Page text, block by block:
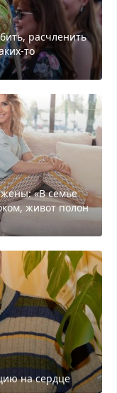
расчленить
то
«В семье
живот полон
на сердце